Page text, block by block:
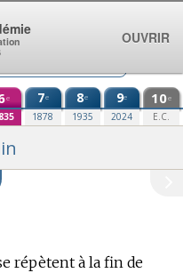
e 7e
1878
8e
1935
9e
2024
10e
E.C.
répètent à la fin de
OUVRIR